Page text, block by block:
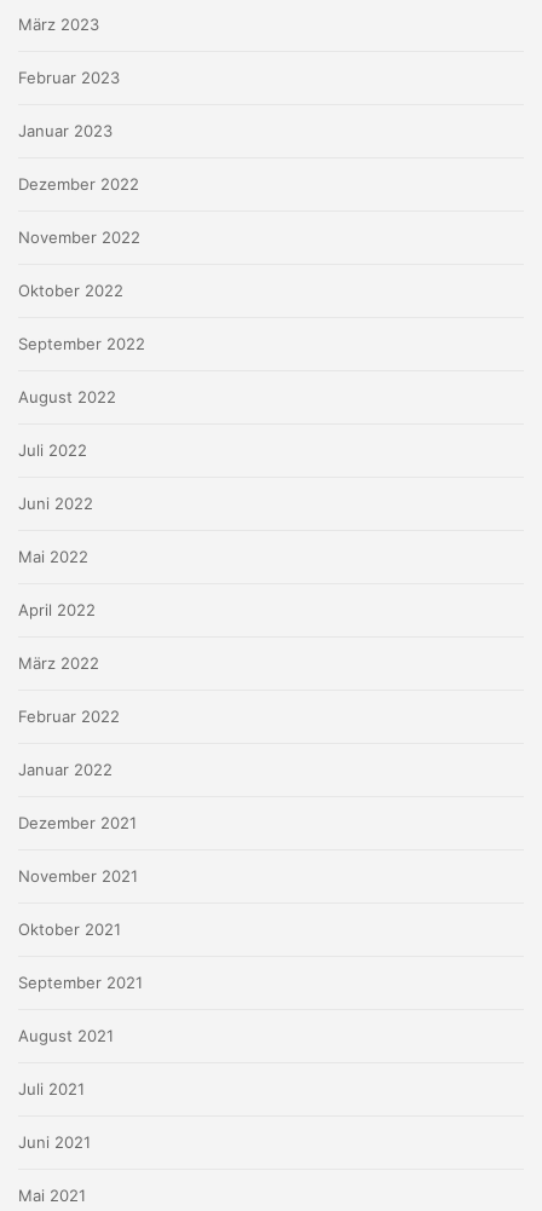
März 2023
Februar 2023
Januar 2023
Dezember 2022
November 2022
Oktober 2022
September 2022
August 2022
Juli 2022
Juni 2022
Mai 2022
April 2022
März 2022
Februar 2022
Januar 2022
Dezember 2021
November 2021
Oktober 2021
September 2021
August 2021
Juli 2021
Juni 2021
Mai 2021